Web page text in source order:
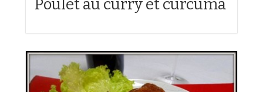
Poulet au curry et curcuma